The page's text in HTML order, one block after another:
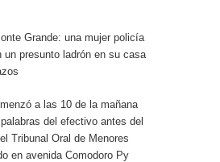
Grande: una mujer policía
un presunto ladrón en su casa
a las 10 de la mañana
del efectivo antes del
Tribunal Oral de Menores
en avenida Comodoro Py